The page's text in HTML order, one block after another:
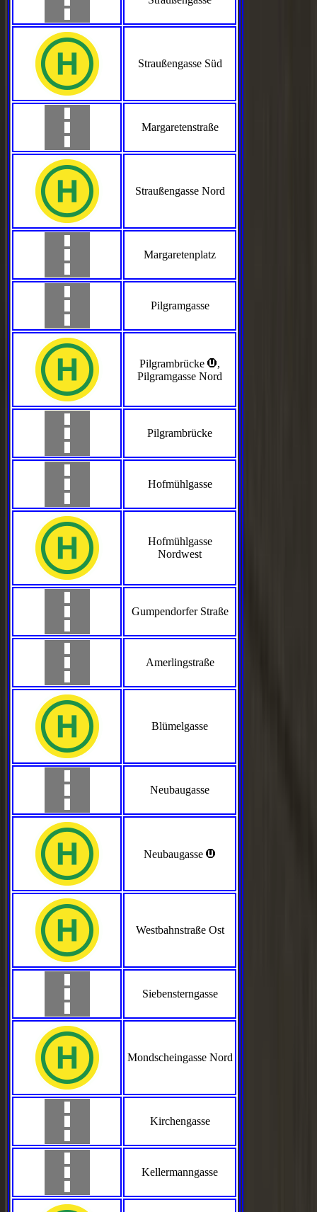
Straußengasse Süd
Margaretenstraße
Straußengasse Nord
Margaretenplatz
Pilgramgasse
Pilgrambrücke >,
Pilgramgasse Nord
Pilgrambrücke
Hofmühlgasse
Hofmühlgasse
Nordwest
Gumpendorfer Straße
Amerlingstraße
Blümelgasse
Neubaugasse
Neubaugasse >
Westbahnstraße Ost
Siebensterngasse
Mondscheingasse Nord
Kirchengasse
Kellermanngasse